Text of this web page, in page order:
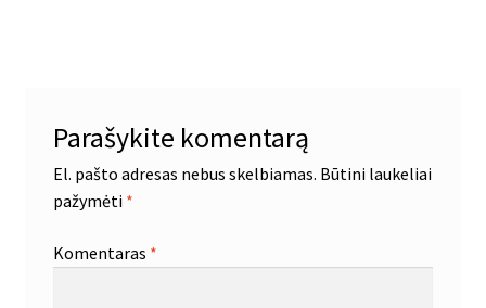
Parašykite komentarą
El. pašto adresas nebus skelbiamas. Būtini laukeliai
pažymėti *
Komentaras *